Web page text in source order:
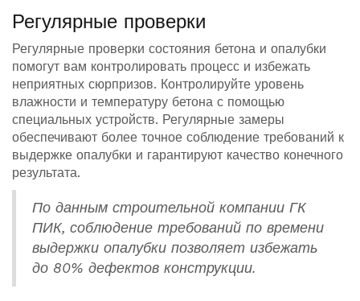
Регулярные проверки
Регулярные проверки состояния бетона и опалубки
помогут вам контролировать процесс и избежать
неприятных сюрпризов. Контролируйте уровень
влажности и температуру бетона с помощью
специальных устройств. Регулярные замеры
обеспечивают более точное соблюдение требований к
выдержке опалубки и гарантируют качество конечного
результата.
По данным строительной компании ГК
ПИК, соблюдение требований по времени
выдержки опалубки позволяет избежать
до 80% дефектов конструкции.